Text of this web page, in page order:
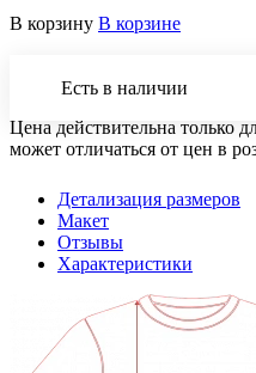
В корзину В корзине
Есть в наличии
Цена действительна только
может отличаться от цен в
Детализация размеров
Макет
Отзывы
Характеристики